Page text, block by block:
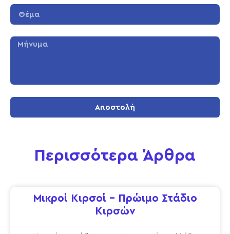
Αποστολή
Περισσότερα Άρθρα
Μικροί Κιρσοί – Πρώιμο Στάδιο
Κιρσών